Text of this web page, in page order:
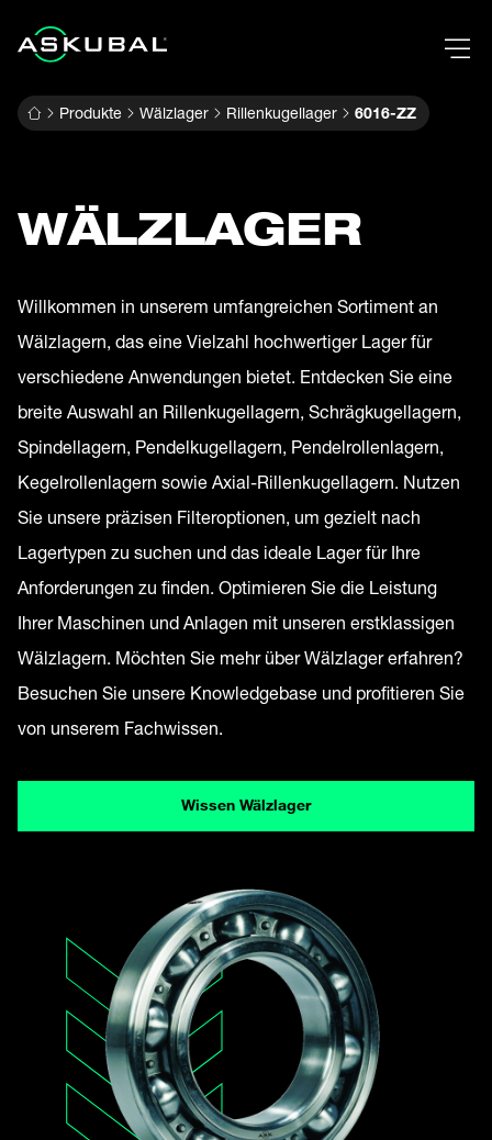
Produkte Wälzlager Rillenkugellager 6016-ZZ
WÄLZLAGER
Willkommen in unserem umfangreichen Sortiment an
Wälzlagern, das eine Vielzahl hochwertiger Lager für
verschiedene Anwendungen bietet. Entdecken Sie eine
breite Auswahl an Rillenkugellagern, Schrägkugellagern,
Spindellagern, Pendelkugellagern, Pendelrollenlagern,
Kegelrollenlagern sowie Axial-Rillenkugellagern. Nutzen
Sie unsere präzisen Filteroptionen, um gezielt nach
Lagertypen zu suchen und das ideale Lager für Ihre
Anforderungen zu finden. Optimieren Sie die Leistung
Ihrer Maschinen und Anlagen mit unseren erstklassigen
Wälzlagern. Möchten Sie mehr über Wälzlager erfahren?
Besuchen Sie unsere Knowledgebase und profitieren Sie
von unserem Fachwissen.
Wissen Wälzlager